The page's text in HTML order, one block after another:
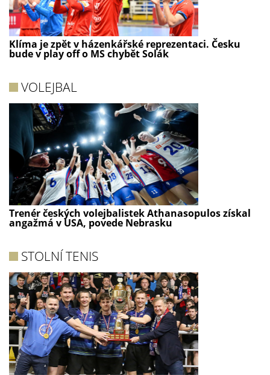
Klíma je zpět v házenkářské reprezentaci. Česku
bude v play off o MS chybět Solák
VOLEJBAL
Trenér českých volejbalistek Athanasopulos získal
angažmá v USA, povede Nebrasku
STOLNÍ TENIS